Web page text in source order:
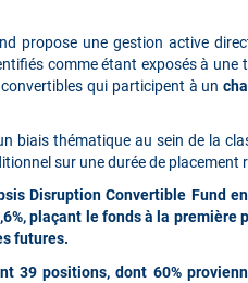
propose une gestion active
comme étant exposés à
qui participent à un
biais thématique au sein de la
sur une durée de placement
Disruption Convertible Fund
plaçant le fonds à la
futures.
39 positions, dont 60%